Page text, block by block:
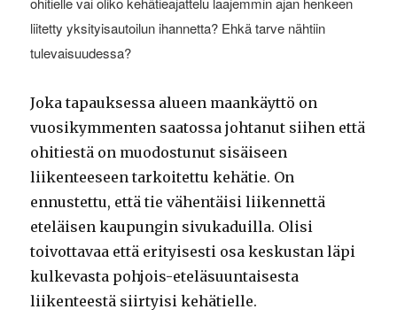
liitetty yksityisautoilun ihannetta? Ehkä tarve nähtiin
tulevaisuudessa?
Joka tapauksessa alueen maankäyttö on
vuosikymmenten saatossa johtanut siihen että
ohitiestä on muodostunut sisäiseen
liikenteeseen tarkoitettu kehätie. On
ennustettu, että tie vähentäisi liikennettä
eteläisen kaupungin sivukaduilla. Olisi
toivottavaa että erityisesti osa keskustan läpi
kulkevasta pohjois-eteläsuuntaisesta
liikenteestä siirtyisi kehätielle.